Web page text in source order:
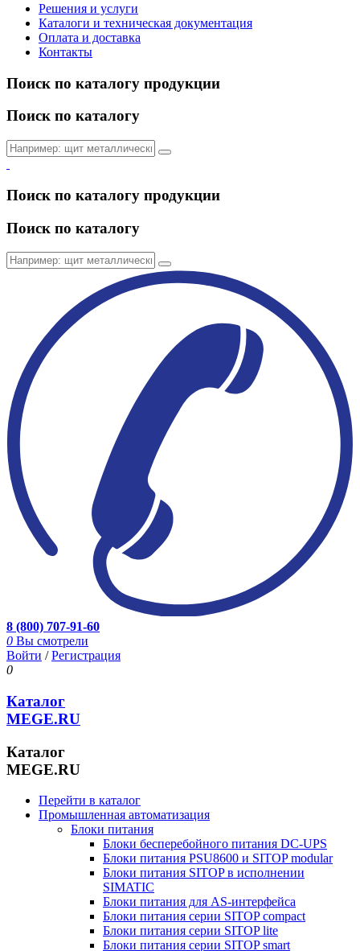
Решения и услуги
Каталоги и техническая документация
Оплата и доставка
Контакты
Поиск по каталогу продукции
Поиск по каталогу
Поиск по каталогу продукции
Поиск по каталогу
8 (800) 707-91-60
0 Вы смотрели
Войти /Регистрация
0
Каталог
MEGE.RU
Каталог
MEGE.RU
Перейти в каталог
Промышленная автоматизация
Блоки питания
Блоки бесперебойного питания DC-UPS
Блоки питания PSU8600 и SITOP modular
Блоки питания SITOP в исполнении
SIMATIC
Блоки питания для AS-интерфейса
Блоки питания серии SITOP compact
Блоки питания серии SITOP lite
Блоки питания серии SITOP smart